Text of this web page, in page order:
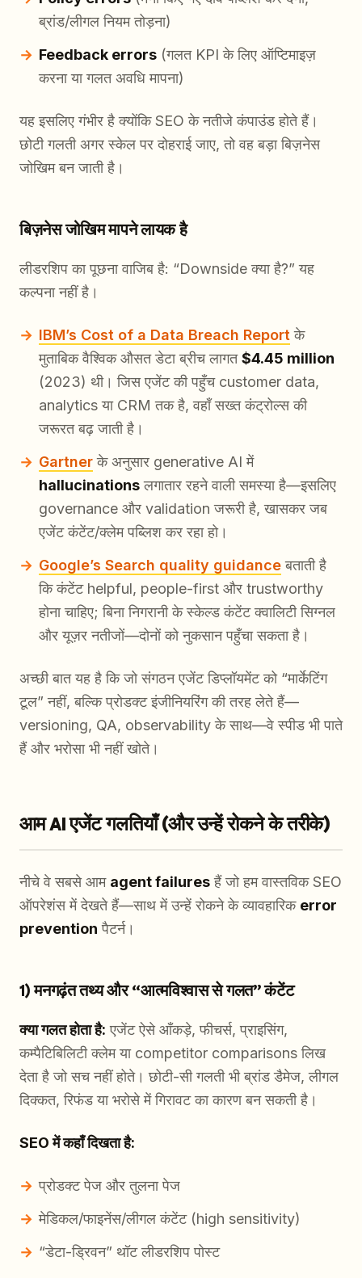
ब्रांड/लीगल नियम तोड़ना)
Feedback errors (गलत KPI के लिए ऑप्टिमाइज़
करना या गलत अवधि मापना)
यह इसलिए गंभीर है क्योंकि SEO के नतीजे कंपाउंड होते हैं।
छोटी गलती अगर स्केल पर दोहराई जाए, तो वह बड़ा बिज़नेस
जोखिम बन जाती है।
बिज़नेस जोखिम मापने लायक है
लीडरशिप का पूछना वाजिब है: “Downside क्या है?” यह
कल्पना नहीं है।
IBM’s Cost of a Data Breach Report के
मुताबिक वैश्विक औसत डेटा ब्रीच लागत$4.45 million
(2023) थी। जिस एजेंट की पहुँच customer data,
analytics या CRM तक है, वहाँ सख्त कंट्रोल्स की
जरूरत बढ़ जाती है।
Gartnerके अनुसार generative AI में
hallucinationsलगातार रहने वाली समस्या है—इसलिए
governance और validation जरूरी है, खासकर जब
एजेंट कंटेंट/क्लेम पब्लिश कर रहा हो।
Google’s Search quality guidanceबताती है
कि कंटेंट helpful, people-first और trustworthy
होना चाहिए; बिना निगरानी के स्केल्ड कंटेंट क्वालिटी सिग्नल
और यूज़र नतीजों—दोनों को नुकसान पहुँचा सकता है।
अच्छी बात यह है कि जो संगठन एजेंट डिप्लॉयमेंट को “मार्केटिंग
टूल” नहीं, बल्कि प्रोडक्ट इंजीनियरिंग की तरह लेते हैं—
versioning, QA, observability के साथ—वे स्पीड भी पाते
हैं और भरोसा भी नहीं खोते।
आम AI एजेंट गलतियाँ (और उन्हें रोकने के तरीके)
नीचे वे सबसे आम agent failuresहैं जो हम वास्तविक SEO
ऑपरेशंस में देखते हैं—साथ में उन्हें रोकने के व्यावहारिक error
prevention पैटर्न।
1) मनगढ़ंत तथ्य और “आत्मविश्वास से गलत” कंटेंट
क्या गलत होता है: एजेंट ऐसे आँकड़े, फीचर्स, प्राइसिंग,
कम्पैटिबिलिटी क्लेम या competitor comparisons लिख
देता है जो सच नहीं होते। छोटी-सी गलती भी ब्रांड डैमेज, लीगल
दिक्कत, रिफंड या भरोसे में गिरावट का कारण बन सकती है।
SEO में कहाँ दिखता है:
प्रोडक्ट पेज और तुलना पेज
मेडिकल/फाइनेंस/लीगल कंटेंट (high sensitivity)
“डेटा-ड्रिवन” थॉट लीडरशिप पोस्ट